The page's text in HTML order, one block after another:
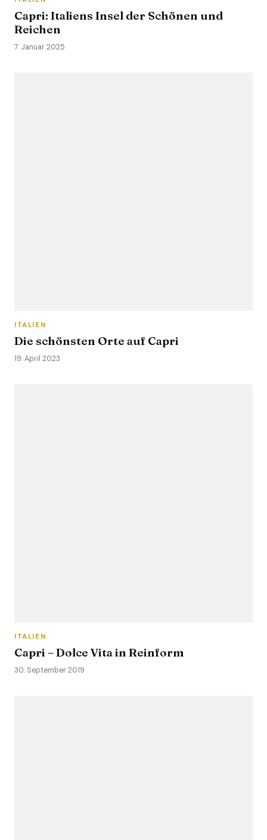
Capri: Italiens Insel der Schönen und
Reichen
7. Januar 2025
ITALIEN
Die schönsten Orte auf Capri
19. April 2023
ITALIEN
Capri – Dolce Vita in Reinform
30. September 2019